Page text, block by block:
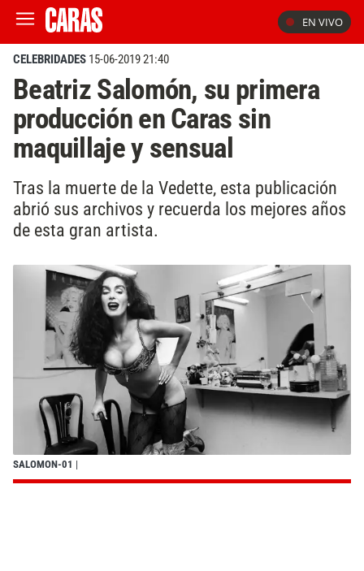
EN VIVO
CELEBRIDADES 15-06-2019 21:40
Beatriz Salomón, su primera
producción en Caras sin
maquillaje y sensual
Tras la muerte de la Vedette, esta publicación
abrió sus archivos y recuerda los mejores años
de esta gran artista.
SALOMON-01 |